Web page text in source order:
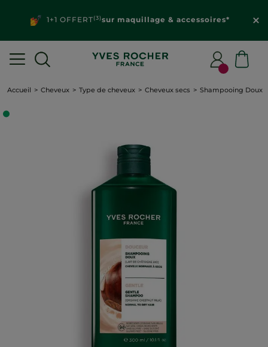
1+1 OFFERT(3)sur maquillage & accessoires*
Accueil Cheveux Type de cheveux Cheveux secs Shampooing Doux